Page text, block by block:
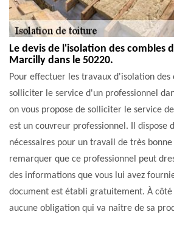
Le devis de l'isolation des combles
Marcilly dans le 50220.
Pour effectuer les travaux d'isolation des
solliciter le service d'un professionnel
on vous propose de solliciter le service
est un couvreur professionnel. Il dispose
nécessaires pour un travail de très
remarquer que ce professionnel peut
des informations que vous lui avez
document est établi gratuitement. À
aucune obligation qui va naître de sa